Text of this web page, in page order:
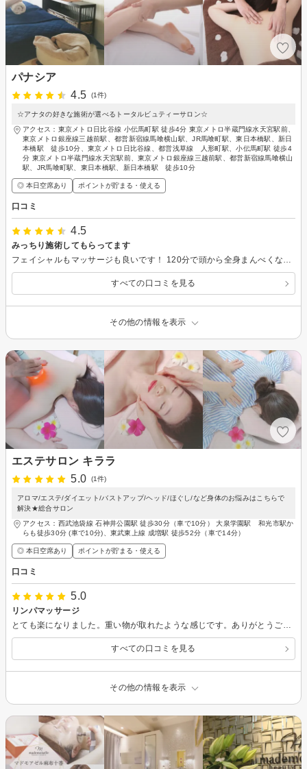
パナシア
4.5
(1件)
☆アナタの好きな施術が選べるトータルビュティーサロン☆
アクセス：東京メトロ日比谷線 小伝馬町駅 徒歩4分 東京メトロ半蔵門線水天宮駅前、
東京メトロ銀座線三越前駅、都営新宿線馬喰横山駅、JR馬喰町駅、東日本橋駅、新日
本橋駅 徒歩10分、東京メトロ日比谷線、都営浅草線 人形町駅、小伝馬町駅 徒歩4
分 東京メトロ半蔵門線水天宮駅前、東京メトロ銀座線三越前駅、都営新宿線馬喰横山
駅、JR馬喰町駅、東日本橋駅、新日本橋駅 徒歩10分
◎ 本日空席あり ポイントが貯まる・使える
口コミ
4.5
みっちり施術してもらってます
フェイシャルもマッサージも良いです！ 120分で頭から全身まんべくなくやってもらえます。
すべての口コミを見る
その他の情報を表示
エステサロン キララ
5.0
(1件)
アロマ/エステ/ダイエット/バストアップ/ヘッド/ほぐし/など身体のお悩みはこちらで
解決★総合サロン
アクセス：西武池袋線 石神井公園駅 徒歩30分（車で10分） 大泉学園駅 和光市駅か
らも徒歩30分 (車で10分)、東武東上線 成増駅 徒歩52分（車で14分）
◎ 本日空席あり ポイントが貯まる・使える
口コミ
5.0
リンパマッサージ
とても楽になりました。重い物が取れたような感じです。ありがとうございます。
すべての口コミを見る
その他の情報を表示